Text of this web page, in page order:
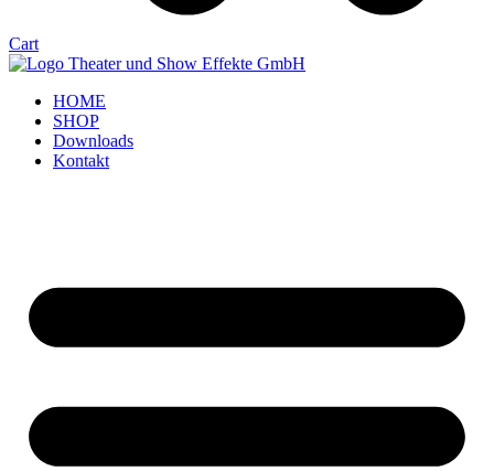
Cart
HOME
SHOP
Downloads
Kontakt